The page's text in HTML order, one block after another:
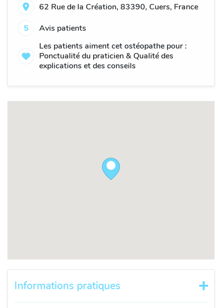
62 Rue de la Création, 83390, Cuers, France
5
Avis patients
Les patients aiment cet ostéopathe pour :
Ponctualité du praticien & Qualité des
explications et des conseils
Informations pratiques